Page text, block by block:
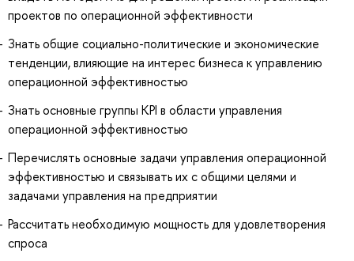
проектов по операционной эффективности
Знать общие социально-политические и экономические
тенденции, влияющие на интерес бизнеса к управлению
операционной эффективностью
Знать основные группы KPI в области управления
операционной эффективностью
Перечислять основные задачи управления операционной
эффективностью и связывать их с общими целями и
задачами управления на предприятии
Рассчитать необходимую мощность для удовлетворения
спроса